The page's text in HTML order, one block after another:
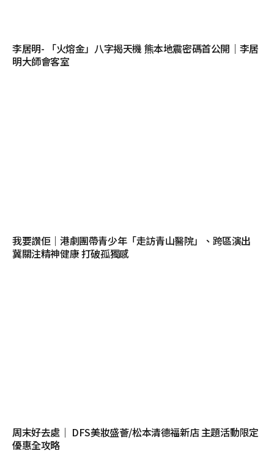
李居明- 「火熔金」八字揭天機 熊本地震密碼首公開｜李居
明大師會客室
我要讚佢｜港劇團帶青少年「走訪青山醫院」、跨區演出
冀關注精神健康 打破孤獨感
周末好去處｜ DFS美妝盛薈/松本清德福新店 主題活動限定
優惠全攻略